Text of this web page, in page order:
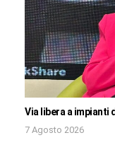
Via libera a impianti
7 Agosto 2026